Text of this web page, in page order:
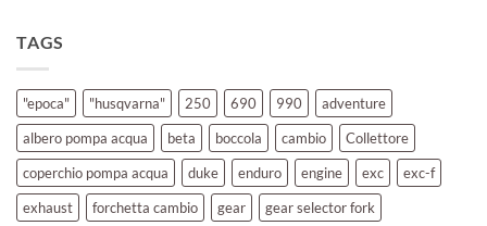
TAGS
"epoca" "husqvarna" 250 690 990
adventure
albero pompa acqua
beta boccola cambio
Collettore
coperchio pompa acqua
duke enduro engine exc
exc-f
exhaust
forchetta cambio gear
gear selector fork